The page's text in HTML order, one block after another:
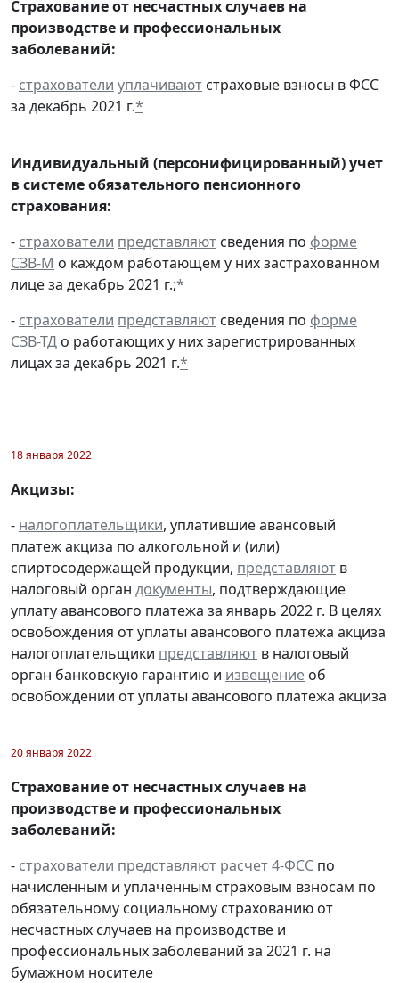
Страхование от несчастных случаев на
производстве и профессиональных
заболеваний:
- страхователи уплачивают страховые взносы в ФСС
за декабрь 2021 г.*
Индивидуальный (персонифицированный) учет
в системе обязательного пенсионного
страхования:
- страхователи представляют сведения по форме
СЗВ-М о каждом работающем у них застрахованном
лице за декабрь 2021 г.;*
- страхователи представляют сведения по форме
СЗВ-ТД о работающих у них зарегистрированных
лицах за декабрь 2021 г.*
18 января 2022
Акцизы:
- налогоплательщики, уплатившие авансовый
платеж акциза по алкогольной и (или)
спиртосодержащей продукции, представляют в
налоговый орган документы, подтверждающие
уплату авансового платежа за январь 2022 г. В целях
освобождения от уплаты авансового платежа акциза
налогоплательщики представляют в налоговый
орган банковскую гарантию и извещение об
освобождении от уплаты авансового платежа акциза
20 января 2022
Страхование от несчастных случаев на
производстве и профессиональных
заболеваний:
- страхователи представляют расчет 4-ФСС по
начисленным и уплаченным страховым взносам по
обязательному социальному страхованию от
несчастных случаев на производстве и
профессиональных заболеваний за 2021 г. на
бумажном носителе